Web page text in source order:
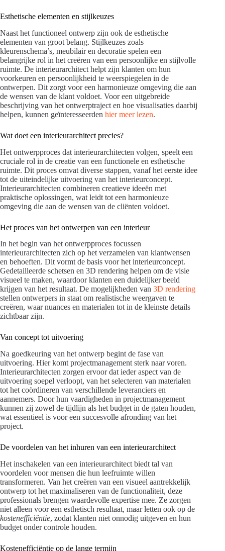
Esthetische elementen en stijlkeuzes
Naast het functioneel ontwerp zijn ook de esthetische
elementen van groot belang. Stijlkeuzes zoals
kleurenschema’s, meubilair en decoratie spelen een
belangrijke rol in het creëren van een persoonlijke en stijlvolle
ruimte. De interieurarchitect helpt zijn klanten om hun
voorkeuren en persoonlijkheid te weerspiegelen in de
ontwerpen. Dit zorgt voor een harmonieuze omgeving die aan
de wensen van de klant voldoet. Voor een uitgebreide
beschrijving van het ontwerptraject en hoe visualisaties daarbij
helpen, kunnen geïnteresseerden hier meer lezen.
Wat doet een interieurarchitect precies?
Het ontwerpproces dat interieurarchitecten volgen, speelt een
cruciale rol in de creatie van een functionele en esthetische
ruimte. Dit proces omvat diverse stappen, vanaf het eerste idee
tot de uiteindelijke uitvoering van het interieurconcept.
Interieurarchitecten combineren creatieve ideeën met
praktische oplossingen, wat leidt tot een harmonieuze
omgeving die aan de wensen van de cliënten voldoet.
Het proces van het ontwerpen van een interieur
In het begin van het ontwerpproces focussen
interieurarchitecten zich op het verzamelen van klantwensen
en behoeften. Dit vormt de basis voor het interieurconcept.
Gedetailleerde schetsen en 3D rendering helpen om de visie
visueel te maken, waardoor klanten een duidelijker beeld
krijgen van het resultaat. De mogelijkheden van 3D rendering
stellen ontwerpers in staat om realistische weergaven te
creëren, waar nuances en materialen tot in de kleinste details
zichtbaar zijn.
Van concept tot uitvoering
Na goedkeuring van het ontwerp begint de fase van
uitvoering. Hier komt projectmanagement sterk naar voren.
Interieurarchitecten zorgen ervoor dat ieder aspect van de
uitvoering soepel verloopt, van het selecteren van materialen
tot het coördineren van verschillende leveranciers en
aannemers. Door hun vaardigheden in projectmanagement
kunnen zij zowel de tijdlijn als het budget in de gaten houden,
wat essentieel is voor een succesvolle afronding van het
project.
De voordelen van het inhuren van een interieurarchitect
Het inschakelen van een interieurarchitect biedt tal van
voordelen voor mensen die hun leefruimte willen
transformeren. Van het creëren van een visueel aantrekkelijk
ontwerp tot het maximaliseren van de functionaliteit, deze
professionals brengen waardevolle expertise mee. Ze zorgen
niet alleen voor een esthetisch resultaat, maar letten ook op de
kostenefficiëntie, zodat klanten niet onnodig uitgeven en hun
budget onder controle houden.
Kostenefficiëntie op de lange termijn